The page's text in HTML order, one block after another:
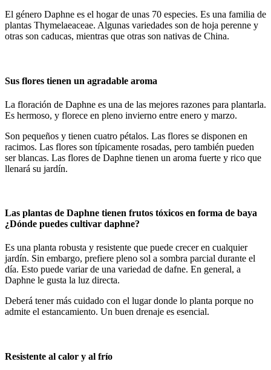
El género Daphne es el hogar de unas 70 especies. Es una familia de
plantas Thymelaeaceae. Algunas variedades son de hoja perenne y
otras son caducas, mientras que otras son nativas de China.
Sus flores tienen un agradable aroma
La floración de Daphne es una de las mejores razones para plantarla.
Es hermoso, y florece en pleno invierno entre enero y marzo.
Son pequeños y tienen cuatro pétalos. Las flores se disponen en
racimos. Las flores son típicamente rosadas, pero también pueden
ser blancas. Las flores de Daphne tienen un aroma fuerte y rico que
llenará su jardín.
Las plantas de Daphne tienen frutos tóxicos en forma de baya
¿Dónde puedes cultivar daphne?
Es una planta robusta y resistente que puede crecer en cualquier
jardín. Sin embargo, prefiere pleno sol a sombra parcial durante el
día. Esto puede variar de una variedad de dafne. En general, a
Daphne le gusta la luz directa.
Deberá tener más cuidado con el lugar donde lo planta porque no
admite el estancamiento. Un buen drenaje es esencial.
Resistente al calor y al frío